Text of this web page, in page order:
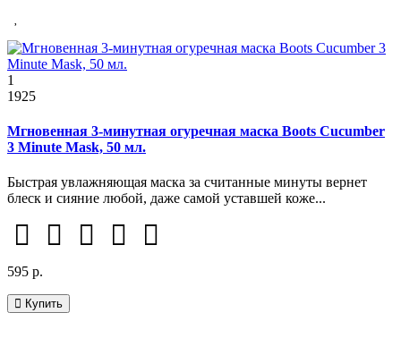
1
1925
Мгновенная 3-минутная огуречная маска Boots Cucumber
3 Minute Mask, 50 мл.
Быстрая увлажняющая маска за считанные минуты вернет
блеск и сияние любой, даже самой уставшей коже...
595 р.
Купить